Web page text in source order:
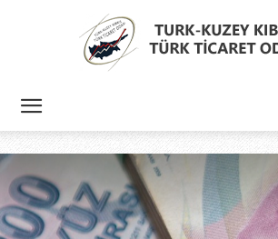
Kıbrıs